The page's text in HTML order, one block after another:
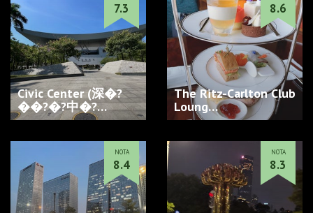
Civic Center (深�?
��?�?中�?…
7.3
The Ritz-Carlton Club
Loung…
8.6
NOTA
8.4
NOTA
8.3